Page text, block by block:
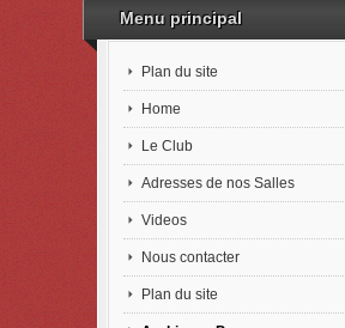
Menu principal
Plan du site
Home
Le Club
Adresses de nos Salles
Videos
Nous contacter
Plan du site